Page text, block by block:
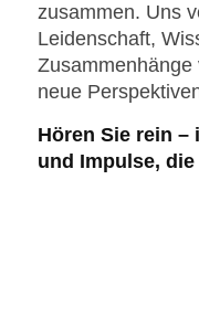
zusammen. Uns
Leidenschaft,
neue
Hören Sie rein –
und Impulse, die